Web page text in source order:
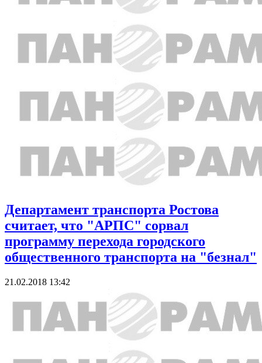
Департамент транспорта Ростова
считает, что "АРПС" сорвал
программу перехода городского
общественного транспорта на "безнал"
21.02.2018 13:42